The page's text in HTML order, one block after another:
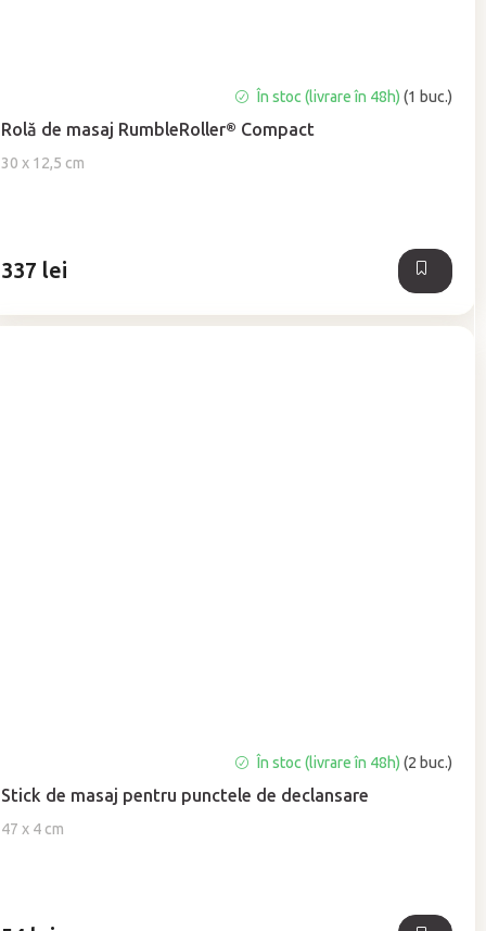
Rolă de masaj RumbleRoller® Compact
30 x 12,5 cm
În stoc (livrare în 48h) (1 buc.)
337 lei
Stick de masaj pentru punctele de declansare
47 x 4 cm
medie
a
produsului
În stoc (livrare în 48h)(2 buc.)